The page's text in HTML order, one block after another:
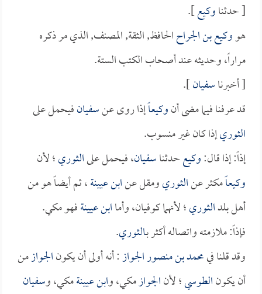
[ حدثناوكيع].
هووكيع بن الجراحالحافظ, الثقة, المصنف, الذي مر ذكره
مراراً، وحديثه عند أصحاب الكتب الستة.
[ أخبرناسفيان].
قد عرفنا فيما مضى أنوكيعاًإذا روى عنسفيانفيحمل على
الثوريإذا كان غير منسوب.
إذاً: إذا قال:وكيعحدثناسفيان، فيحمل علىالثوري؛ لأن
وكيعاًمكثر عنالثوريومقل عنابن عيينة، ثم أيضاً هو من
أهل بلدالثوري؛ لأنهما كوفيان، وأماابن عيينةفهو مكي.
فإذاً: ملازمته واتصاله أكثر بـالثوري.
وقد قلنا فيمحمد بن منصور الجواز: أنه أولى أن يكونالجوازمن
أن يكونالطوسي؛ لأنالجوازمكي، وابن عيينةمكي، وسفيان